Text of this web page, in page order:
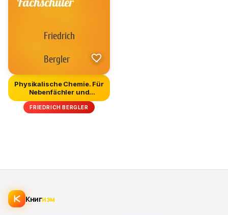
Physikalische Chemie. Für
Nebenfächler und
Fachsch...
FRIEDRICH BERGLER
Книгизм